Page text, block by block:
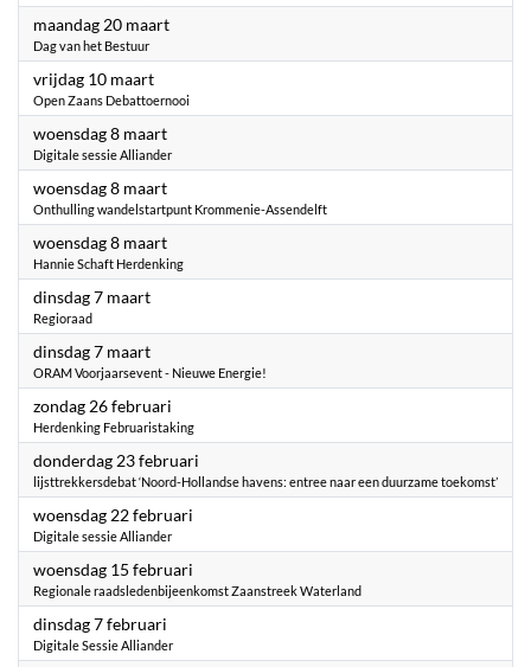
maandag 20 maart2023
Dag van het Bestuur
vrijdag 10 maart2023
Open Zaans Debattoernooi
woensdag 8 maart2023
Digitale sessie Alliander
woensdag 8 maart2023
Onthulling wandelstartpunt Krommenie-Assendelft
woensdag 8 maart2023
Hannie Schaft Herdenking
dinsdag 7 maart2023
Regioraad
dinsdag 7 maart2023
ORAM Voorjaarsevent - Nieuwe Energie!
zondag 26 februari
Herdenking Februaristaking
donderdag 23 februari
lijsttrekkersdebat ‘Noord-Hollandse havens: entree naar een duurzame toekomst’
woensdag 22 februari
Digitale sessie Alliander
woensdag 15 februari
Regionale raadsledenbijeenkomst Zaanstreek Waterland
dinsdag 7 februari
Digitale Sessie Alliander